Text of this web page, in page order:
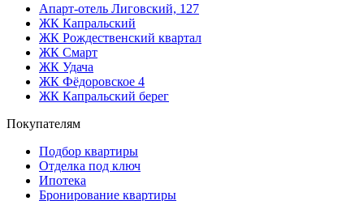
Апарт-отель Лиговский, 127
ЖК Капральский
ЖК Рождественский квартал
ЖК Смарт
ЖК Удача
ЖК Фёдоровское 4
ЖК Капральский берег
Покупателям
Подбор квартиры
Отделка под ключ
Ипотека
Бронирование квартиры